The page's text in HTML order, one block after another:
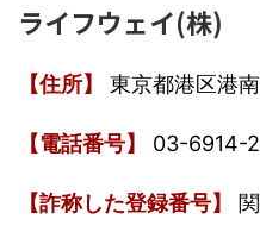
ライフウェイ(株)
【住所】 東京都港区港
【電話番号】 03-6914-
【詐称した登録番号】